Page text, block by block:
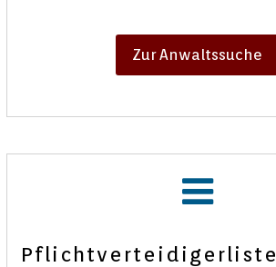
Zur Anwaltssuche
Pflichtverteidigerliste